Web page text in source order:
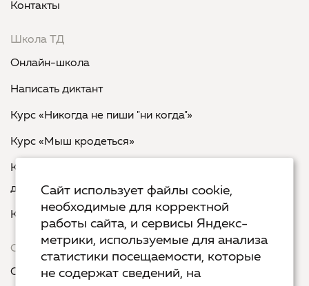
Контакты
Школа ТД
Онлайн-школа
Написать диктант
Курс «Никогда не пиши "ни когда"»
Курс «Мыш кродеться»
Курс «Русская пунктуация: болевые точки... и
двоеточия»
Курс «Я пишу - мне отвечают»
Сервисы
Организовать акцию в своем городе
Сайт использует файлы cookie,
необходимые для корректной
работы сайта, и сервисы Яндекс-
метрики, используемые для анализа
статистики посещаемости, которые
не содержат сведений, на